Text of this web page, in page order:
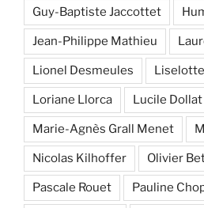
Guy-Baptiste Jaccottet
Jean-Philippe Mathieu
Lionel Desmeules
Loriane Llorca Lucile Dollat
Marie-Agnès Grall Menet
Nicolas Kilhoffer Olivier
Pascale Rouet Pauline